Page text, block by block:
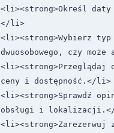
<li><strong>Określ
</li>
<li><strong>Wybierz
dwuosobowego, czy
ceny i dostępność.</li>
<li><strong>Sprawdź
obsługi i
<li><strong>Zarezerwuj